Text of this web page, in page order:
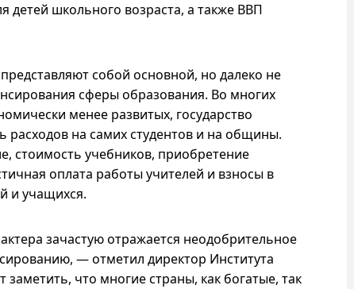
детей школьного возраста, а также ВВП
собой основной, но далеко не
сферы образования. Во многих
менее развитых, государство
расходов на самих студентов и на общины.
стоимость учебников, приобретение
оплата работы учителей и взносы в
и учащихся.
зачастую отражается неодобрительное
— отметил директор Института
что многие страны, как богатые, так